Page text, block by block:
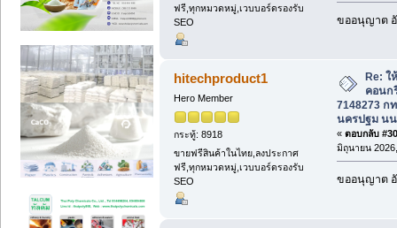
ฟรี,ทุกหมวดหมู่,เวบบอร์ดรองรับ
SEO
ขออนุญาต
hitechproduct1
Hero Member
กระทู้: 8918
ขายฟรีสินค้าในไทย,ลงประกาศ
ฟรี,ทุกหมวดหมู่,เวบบอร์ดรองรับ
SEO
Re: ใ
คอนก
7148273 ก
นครปฐม น
« ตอบกลับ
มิถุนายน
ขออนุญาต